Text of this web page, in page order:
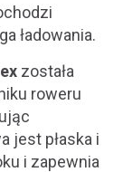
ładowania.
została
roweru
jest płaska i
i zapewnia